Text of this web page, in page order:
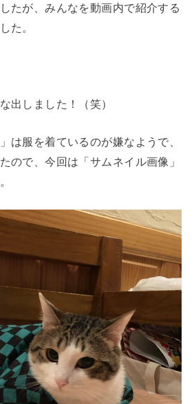
たが、みんなを動画内で紹介する
た。
出しました！（笑）
は服を着ているのが嫌なようで、
ので、今回は「サムネイル画像」